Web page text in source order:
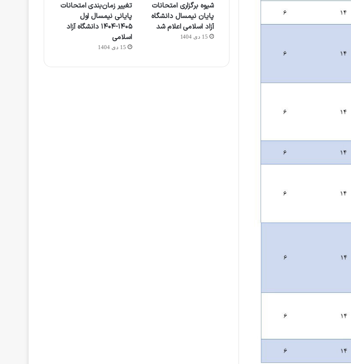
شیوه برگزاری امتحانات
پایان نیمسال دانشگاه
آزاد اسلامی اعلام شد
15 دی 1404
تغییر زمان‌بندی امتحانات
پایانی نیمسال اول
۱۴۰۵-۱۴۰۴ دانشگاه آزاد
اسلامی
15 دی 1404